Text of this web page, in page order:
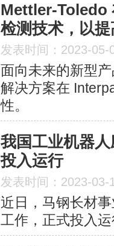
Mettler-Toledo
检测技术，以
发表时间：2023-05-
面向未来的新型
解决方案在
性。
我国工业机器
投入运行
发表时间：2023-03-
近日，马钢长材
工作，正式投入